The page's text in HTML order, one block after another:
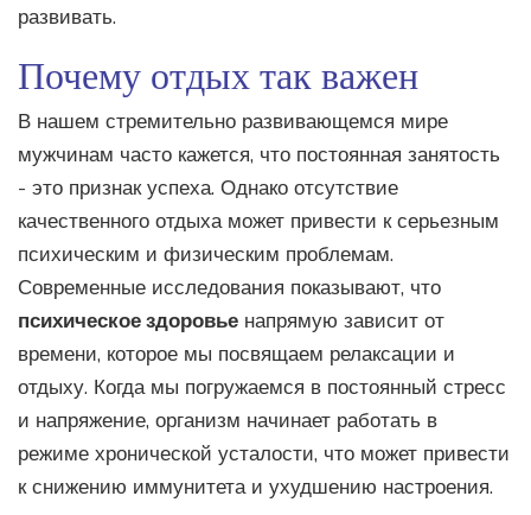
развивать.
Почему отдых так важен
В нашем стремительно развивающемся мире
мужчинам часто кажется, что постоянная занятость
- это признак успеха. Однако отсутствие
качественного отдыха может привести к серьезным
психическим и физическим проблемам.
Современные исследования показывают, что
психическое здоровье напрямую зависит от
времени, которое мы посвящаем релаксации и
отдыху. Когда мы погружаемся в постоянный стресс
и напряжение, организм начинает работать в
режиме хронической усталости, что может привести
к снижению иммунитета и ухудшению настроения.